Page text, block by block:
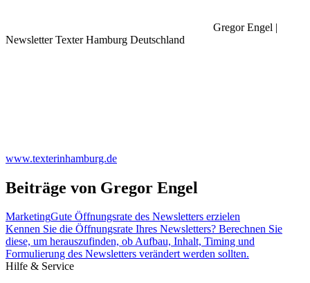
Gregor Engel |
Newsletter Texter Hamburg Deutschland
www.texterinhamburg.de
Beiträge von Gregor Engel
MarketingGute Öffnungsrate des Newsletters erzielen
Kennen Sie die Öffnungsrate Ihres Newsletters? Berechnen Sie
diese, um herauszufinden, ob Aufbau, Inhalt, Timing und
Formulierung des Newsletters verändert werden sollten.
Hilfe & Service